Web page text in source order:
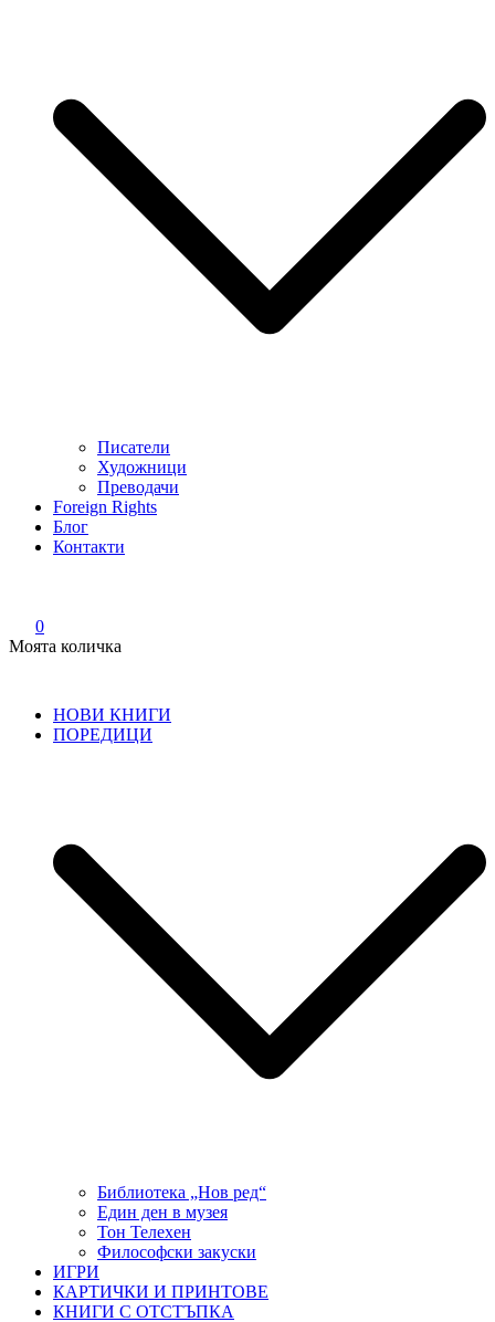
Писатели
Художници
Преводачи
Foreign Rights
Блог
Контакти
0
Моята количка
НОВИ КНИГИ
ПОРЕДИЦИ
Библиотека „Нов ред“
Един ден в музея
Тон Телехен
Философски закуски
ИГРИ
КАРТИЧКИ И ПРИНТОВЕ
КНИГИ С ОТСТЪПКА